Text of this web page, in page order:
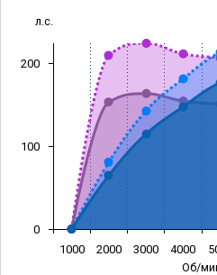
Об/
л.с.
1000 2000 3000 4000
0
100
200